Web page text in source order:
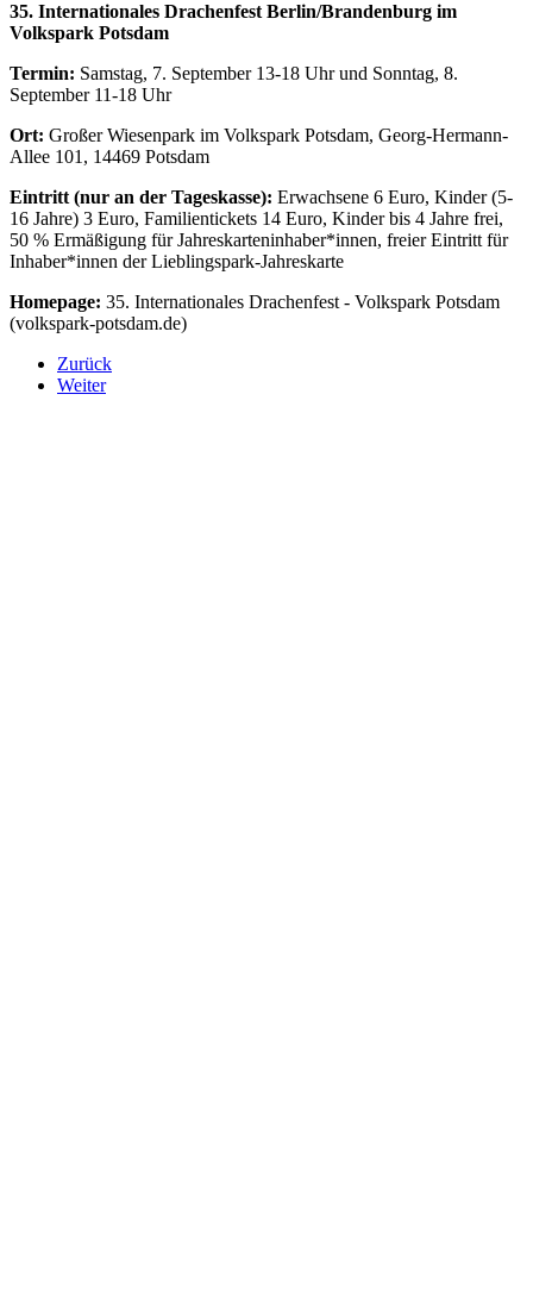
35. Internationales Drachenfest Berlin/Brandenburg im
Volkspark Potsdam
Termin: Samstag, 7. September 13-18 Uhr und Sonntag, 8.
September 11-18 Uhr
Ort: Großer Wiesenpark im Volkspark Potsdam, Georg-Hermann-
Allee 101, 14469 Potsdam
Eintritt (nur an der Tageskasse): Erwachsene 6 Euro, Kinder (5-
16 Jahre) 3 Euro, Familientickets 14 Euro, Kinder bis 4 Jahre frei,
50 % Ermäßigung für Jahreskarteninhaber*innen, freier Eintritt für
Inhaber*innen der Lieblingspark-Jahreskarte
Homepage: 35. Internationales Drachenfest - Volkspark Potsdam
(volkspark-potsdam.de)
Zurück
Weiter